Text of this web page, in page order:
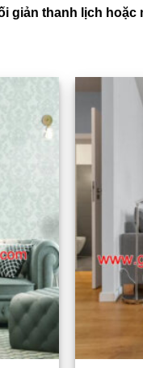
giản thanh lịch hoặc